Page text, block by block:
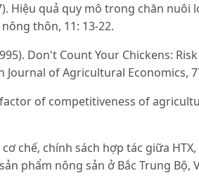
Hiệu quả quy mô trong chăn nuôi
thôn, 11: 13-22.
Don't Count Your Chickens:
of Agricultural Economics,
of competitiveness of
chế, chính sách hợp tác giữa
phẩm nông sản ở Bắc Trung Bộ,